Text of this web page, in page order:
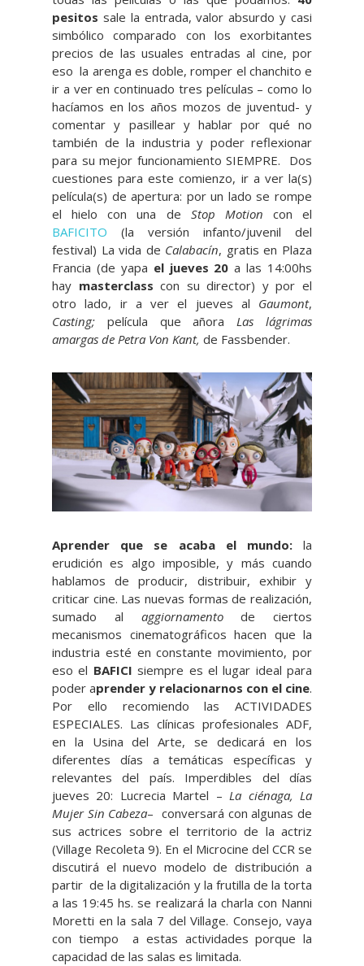
pesitos sale la entrada, valor absurdo y casi
simbólico comparado con los exorbitantes
precios de las usuales entradas al cine, por
eso la arenga es doble, romper el chanchito e
ir a ver en continuado tres películas – como lo
hacíamos en los años mozos de juventud- y
comentar y pasillear y hablar por qué no
también de la industria y poder reflexionar
para su mejor funcionamiento SIEMPRE. Dos
cuestiones para este comienzo, ir a ver la(s)
película(s) de apertura: por un lado se rompe
el hielo con una de Stop Motion con el
BAFICITO (la versión infanto/juvenil del
festival) La vida de Calabacín, gratis en Plaza
Francia (de yapa el jueves 20a las 14:00hs
hay masterclasscon su director) y por el
otro lado, ir a ver el jueves al Gaumont,
Casting; película que añora Las lágrimas
amargas de Petra Von Kant, de Fassbender.
Aprender que se acaba el mundo: la
erudición es algo imposible, y más cuando
hablamos de producir, distribuir, exhibir y
criticar cine. Las nuevas formas de realización,
sumado al aggiornamentode ciertos
mecanismos cinematográficos hacen que la
industria esté en constante movimiento, por
eso el BAFICI siempre es el lugar ideal para
poder aprender y relacionarnos con el cine.
Por ello recomiendo las ACTIVIDADES
ESPECIALES. Las clínicas profesionales ADF,
en la Usina del Arte, se dedicará en los
diferentes días a temáticas específicas y
relevantes del país. Imperdibles del días
jueves 20: Lucrecia Martel –La ciénaga, La
Mujer Sin Cabeza– conversará con algunas de
sus actrices sobre el territorio de la actriz
(Village Recoleta 9). En el Microcine del CCR se
discutirá el nuevo modelo de distribución a
partir de la digitalización y la frutilla de la torta
a las 19:45 hs. se realizará la charla con Nanni
Moretti en la sala 7 del Village. Consejo, vaya
con tiempo a estas actividades porque la
capacidad de las salas es limitada.